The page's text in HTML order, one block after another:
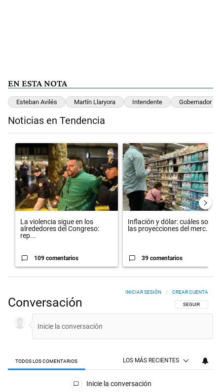
EN ESTA NOTA
Esteban Avilés Martín Llaryora Intendente Gobernador
Noticias en Tendencia
Un artículo de tendencia con el título "La violencia sigue en los
La violencia sigue en los
alrededores del Congreso:
rep...
109 comentarios
Un artículo de tendencia con el
Inflación y dólar: cuáles son
las proyecciones del merc...
39 comentarios
Conversación SIGA ESTA
SEGUIR
INICIAR SESIÓN CREAR CUENTA
TODOS LOS COMENTARIOS LOS MÁS RECIENTES
Todos los comentarios
Inicie la conversación